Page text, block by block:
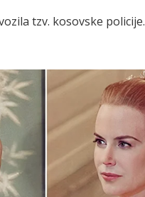
tzv. kosovske policije.